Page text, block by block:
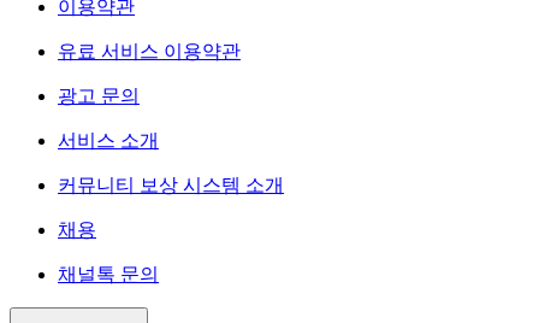
이용약관
유료 서비스 이용약관
광고 문의
서비스 소개
커뮤니티 보상 시스템 소개
채용
채널톡 문의